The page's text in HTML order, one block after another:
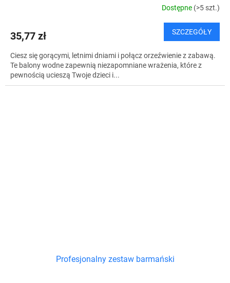
Dostępne (>5 szt.)
35,77 zł SZCZEGÓŁY
Ciesz się gorącymi, letnimi dniami i połącz orzeźwienie z zabawą.
Te balony wodne zapewnią niezapomniane wrażenia, które z
pewnością ucieszą Twoje dzieci i...
Profesjonalny zestaw barmański